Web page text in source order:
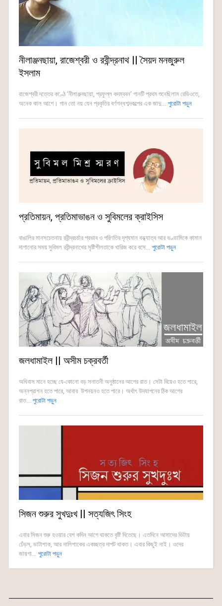
নীলাঞ্জনছায়া, রাজেশ্বরী ও রবীন্দ্রনাথ || সৈয়দ মনজুরুল
ইসলাম
রাজেশ্বরী দত্তের কণ্ঠে ‘নীলাঞ্জনছায়া, প্রফুল্ল কদম্ববন’ গানটি প্রথম শুনেছিলাম রেডিওতে,
অনেক কাল আগে। গান তো নয় যেন প্রকৃতির বর্ণগন্ধশব্দকল্পের এক জাদু... পুরোটা পড়ুন
প্রতিমায়ন, প্রতিমাভাঙন ও সুবিমলের ক্রাইসিস
বাঙালির মানসচেতনায় রবীন্দ্রচর্চার প্রভাব ও পরিণতির দৃশ্যমান বন্ধ্যাত্ব আর ভণ্ডামিকে কামান
দাগানোর সময় সুবিমল রবীন্দ্রনাথের সৃষ্টিশীলতাকে খারিজ করে বসে... পুরোটা পড়ুন
জলধামাইল || অসীম চক্রবর্তী
অধিবাস মানে হচ্ছে যে-কোনো বড় সনাতনী অনুষ্ঠানের আগের রাত। সেটা বিয়েও হতে পারে,
অন্নপ্রাশন হতে পারে, আবার উপনয়নও হতে পারে। অর্থাৎ উদযাপনের ঠিক আগের
রাত... পুরোটা পড়ুন
সিজন শুরুর সুখদুঃখ || সত্যজিৎ সিংহ
এবার সিজন শুরু হওয়ার বেশ কদিন আগে থাকতে বৃষ্টি দিতেছে। এতদিনে আমাদের ভিটায়
ঢেঁড়স, ডাটাশাক, আর নালিশাকের একচ্ছত্র দাপট থাকত। এবার কিছুই নাই। ওদের
জায়গা... পুরোটা পড়ুন